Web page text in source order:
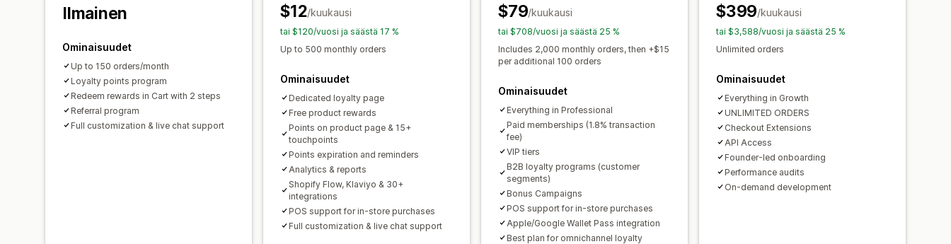
Ilmainen
Ominaisuudet
Up to 150 orders/month
Loyalty points program
Redeem rewards in Cart with 2 steps
Referral program
Full customization & live chat support
$12/kuukausi
tai $120/vuosi ja säästä 17 %
Up to 500 monthly orders
Ominaisuudet
Dedicated loyalty page
Free product rewards
Points on product page & 15+
touchpoints
Points expiration and reminders
Analytics & reports
Shopify Flow, Klaviyo & 30+
integrations
POS support for in-store purchases
Full customization & live chat support
$79/kuukausi
tai $708/vuosi ja säästä 25 %
Includes 2,000 monthly orders, then +$15
per additional 100 orders
Ominaisuudet
Everything in Professional
Paid memberships (1.8% transaction
fee)
VIP tiers
B2B loyalty programs (customer
segments)
Bonus Campaigns
POS support for in-store purchases
Apple/Google Wallet Pass integration
Best plan for omnichannel loyalty
$399/kuukausi
tai $3,588/vuosi ja säästä 25 %
Unlimited orders
Ominaisuudet
Everything in Growth
UNLIMITED ORDERS
Checkout Extensions
API Access
Founder-led onboarding
Performance audits
On-demand development